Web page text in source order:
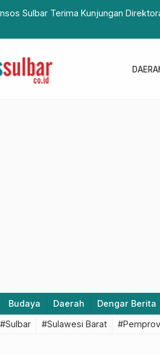
Sulbar Terima Kunjungan
Budaya Daerah Dengar Berita
#Sulbar #Sulawesi Barat